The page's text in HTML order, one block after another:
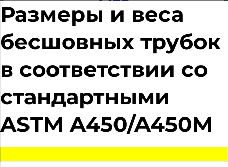
Размеры и веса
бесшовных трубок
в соответствии со
стандартными
ASTM A450/A450M